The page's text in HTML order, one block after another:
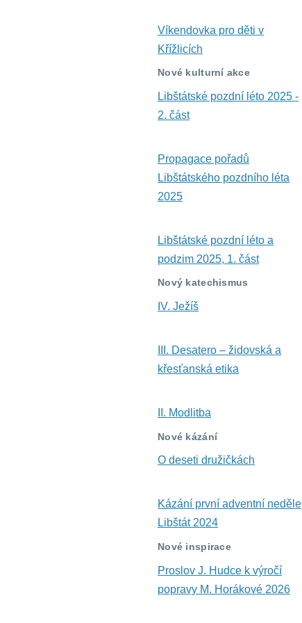
Víkendovka pro děti v
Křížlicích
Nové kulturní akce
Libštátské pozdní léto 2025 -
2. část
Propagace pořadů
Libštátského pozdního léta
2025
Libštátské pozdní léto a
podzim 2025, 1. část
Nový katechismus
IV. Ježíš
III. Desatero – židovská a
křesťanská etika
II. Modlitba
Nové kázání
O deseti družičkách
Kázání první adventní neděle
Libštát 2024
Nové inspirace
Proslov J. Hudce k výročí
popravy M. Horákové 2026